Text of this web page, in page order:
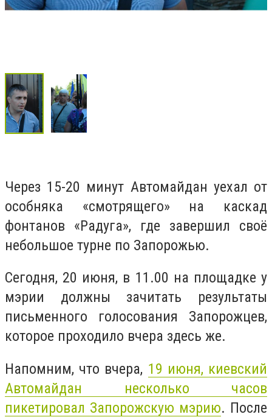
Через 15-20 минут Автомайдан уехал от
особняка «смотрящего» на каскад
фонтанов «Радуга», где завершил своё
небольшое турне по Запорожью.
Сегодня, 20 июня, в 11.00 на площадке у
мэрии должны зачитать результаты
письменного голосования Запорожцев,
которое проходило вчера здесь же.
Напомним, что вчера, 19 июня, киевский
Автомайдан несколько часов
пикетировал Запорожскую мэрию. После